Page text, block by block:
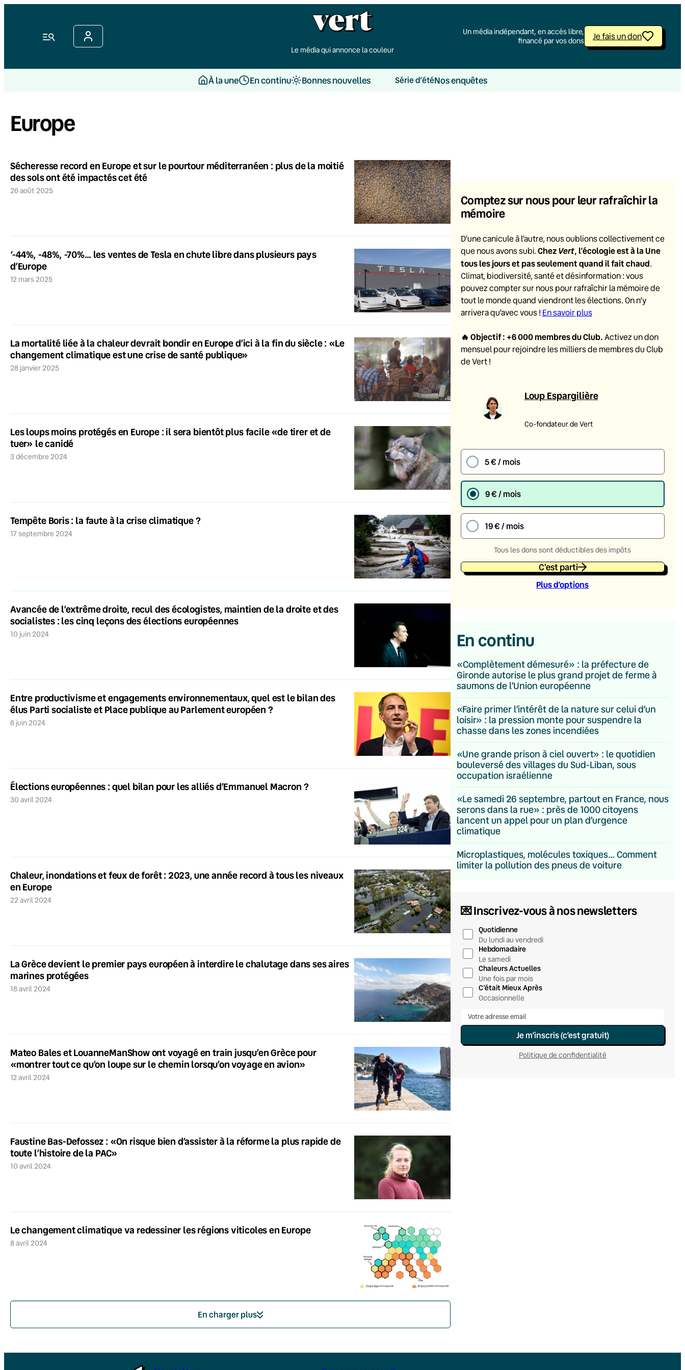
Menu
Le média qui annonce la couleur
Un média indépendant, en accès libre,
financé par vos dons
Je fais un don
À la une En continu Bonnes nouvelles Série d’étéNos enquêtes
Europe
Sécheresse record en Europe et sur le pourtour méditerranéen : plus de la moitié
des sols ont été impactés cet été
26 août 2025
‘-44%, -48%, -70%… les ventes de Tesla en chute libre dans plusieurs pays
d’Europe
12 mars 2025
La mortalité liée à la chaleur devrait bondir en Europe d’ici à la fin du siècle : «Le
changement climatique est une crise de santé publique»
28 janvier 2025
Les loups moins protégés en Europe : il sera bientôt plus facile «de tirer et de
tuer» le canidé
3 décembre 2024
Tempête Boris : la faute à la crise climatique ?
17 septembre 2024
Avancée de l’extrême droite, recul des écologistes, maintien de la droite et des
socialistes : les cinq leçons des élections européennes
10 juin 2024
Entre productivisme et engagements environnementaux, quel est le bilan des
élus Parti socialiste et Place publique au Parlement européen ?
6 juin 2024
Élections européennes : quel bilan pour les alliés d’Emmanuel Macron ?
30 avril 2024
Chaleur, inondations et feux de forêt : 2023, une année record à tous les niveaux
en Europe
22 avril 2024
La Grèce devient le premier pays européen à interdire le chalutage dans ses aires
marines protégées
18 avril 2024
Mateo Bales et LouanneManShow ont voyagé en train jusqu’en Grèce pour
«montrer tout ce qu’on loupe sur le chemin lorsqu’on voyage en avion»
12 avril 2024
Faustine Bas-Defossez : «On risque bien d’assister à la réforme la plus rapide de
toute l’histoire de la PAC»
10 avril 2024
Le changement climatique va redessiner les régions viticoles en Europe
8 avril 2024
En charger plus
Comptez sur nous pour leur rafraîchir la
mémoire
D’une canicule à l’autre, nous oublions collectivement ce
que nous avons subi. ChezVert, l’écologie est à la Une
tous les jours et pas seulement quand il fait chaud.
Climat, biodiversité, santé et désinformation : vous
pouvez compter sur nous pour rafraîchir la mémoire de
tout le monde quand viendront les élections. On n’y
arrivera qu’avec vous ! En savoir plus
🔥 Objectif : +6 000 membres du Club. Activez un don
mensuel pour rejoindre les milliers de membres du Club
de Vert !
Loup Espargilière
Co-fondateur de Vert
5 € / mois
9 € / mois
19 € / mois
Tous les dons sont déductibles des impôts
C'est parti
Plus d’options
En continu
«Complètement démesuré» : la préfecture de
Gironde autorise le plus grand projet de ferme à
saumons de l’Union européenne
«Faire primer l’intérêt de la nature sur celui d’un
loisir» : la pression monte pour suspendre la
chasse dans les zones incendiées
«Une grande prison à ciel ouvert» : le quotidien
bouleversé des villages du Sud-Liban, sous
occupation israélienne
«Le samedi 26 septembre, partout en France, nous
serons dans la rue» : près de 1000 citoyens
lancent un appel pour un plan d’urgence
climatique
Microplastiques, molécules toxiques… Comment
limiter la pollution des pneus de voiture
💌 Inscrivez-vous à nos newsletters
Quotidienne
Du lundi au vendredi
Hebdomadaire
Le samedi
Chaleurs Actuelles
Une fois par mois
C’était Mieux Après
Occasionnelle
Je m’inscris (c’est gratuit)
Politique de confidentialité